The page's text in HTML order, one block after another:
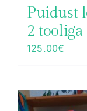
Puidust
2 tooliga
125.00€